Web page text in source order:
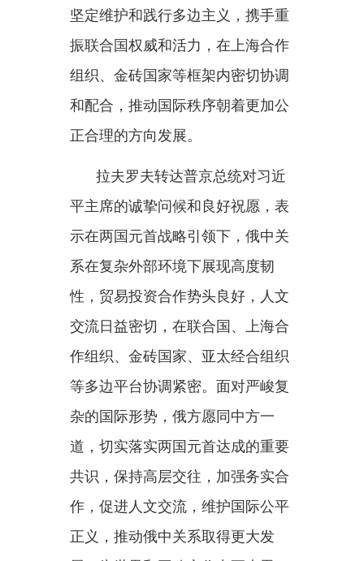
性，贸易投资合作势头良好，人文
交流日益密切，在联合国、上海合
杂的国际形势，俄方愿同中方一
道，切实落实两国元首达成的重要
共识，保持高层交往，加强务实合
作，促进人文交流，维护国际公平
献。
分享：
主办：新疆乌恰县人民政府办公室承办：新疆乌恰县政务服务
政府网站标识码：6530240001新公网安备65302402000101号
地 址：新疆克州乌恰县光明路1号联系电话：0908-4621030